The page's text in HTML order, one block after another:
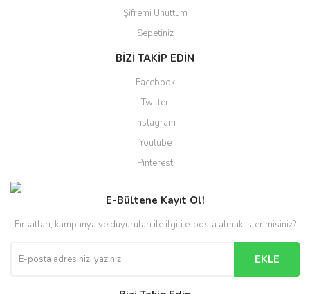
Şifremi Unuttum
Sepetiniz
BİZİ TAKİP EDİN
Facebook
Twitter
Instagram
Youtube
Pinterest
E-Bültene Kayıt Ol!
Fırsatları, kampanya ve duyuruları ile ilgili e-posta almak ister misiniz?
EKLE